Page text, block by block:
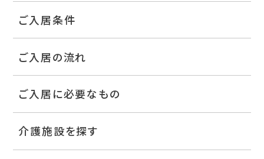
ご入居条件
ご入居の流れ
ご入居に必要なもの
介護施設を探す